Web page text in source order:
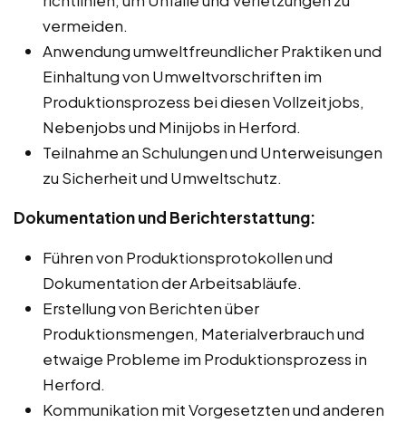
vermeiden.
Anwendung umweltfreundlicher Praktiken und
Einhaltung von Umweltvorschriften im
Produktionsprozess bei diesen Vollzeitjobs,
Nebenjobs und Minijobs in Herford.
Teilnahme an Schulungen und Unterweisungen
zu Sicherheit und Umweltschutz.
Dokumentation und Berichterstattung:
Führen von Produktionsprotokollen und
Dokumentation der Arbeitsabläufe.
Erstellung von Berichten über
Produktionsmengen, Materialverbrauch und
etwaige Probleme im Produktionsprozess in
Herford.
Kommunikation mit Vorgesetzten und anderen